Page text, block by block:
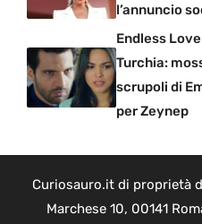
l’annuncio
Endless
Turchia:
scrupoli di
per Zeynep
Curiosauro.it di proprietà
Marchese 10, 00141